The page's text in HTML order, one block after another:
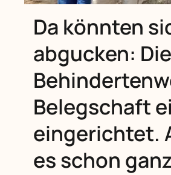
Da könnten
abgucken:
Belegschaft
eingerichtet.
es schon